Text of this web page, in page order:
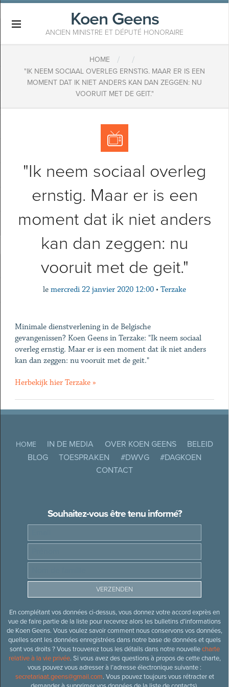
Koen Geens
ANCIEN MINISTRE ET DÉPUTÉ HONORAIRE
HOME / /
"IK NEEM SOCIAAL OVERLEG ERNSTIG. MAAR ER IS EEN
MOMENT DAT IK NIET ANDERS KAN DAN ZEGGEN: NU
VOORUIT MET DE GEIT."
"Ik neem sociaal overleg
ernstig. Maar er is een
moment dat ik niet anders
kan dan zeggen: nu
vooruit met de geit."
le mercredi 22 janvier 2020 12:00 • Terzake
Minimale dienstverlening in de Belgische
gevangenissen? Koen Geens in Terzake: "Ik neem sociaal
overleg ernstig. Maar er is een moment dat ik niet anders
kan dan zeggen: nu vooruit met de geit."
Herbekijk hier Terzake »
HOME IN DE MEDIA OVER KOEN GEENS
BELEID
BLOG
TOESPRAKEN #DWVG
#DAGKOEN
CONTACT
Souhaitez-vous être tenu informé?
En complétant vos données ci-dessus, vous donnez votre accord exprès en
vue de faire partie de la liste pour recevrez alors les bulletins d’informations
de Koen Geens. Vous voulez savoir comment nous conservons vos données,
quelles sont les données enregistrées dans notre base de données et quels
sont vos droits ? Vous trouverez tous les détails dans notre nouvellecharte
relative à la vie privée. Si vous avez des questions à propos de cette charte,
vous pouvez vous adresser à l’adresse électronique suivante :
secretariaat.geens@gmail.com. Vous pouvez toujours vous rétracter et